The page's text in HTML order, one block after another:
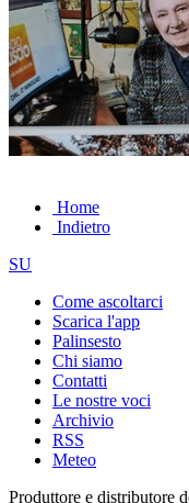
Home
Indietro
SU
Come ascoltarci
Scarica l'app
Palinsesto
Chi siamo
Contatti
Le nostre voci
Archivio
RSS
Meteo
Produttore e distributore